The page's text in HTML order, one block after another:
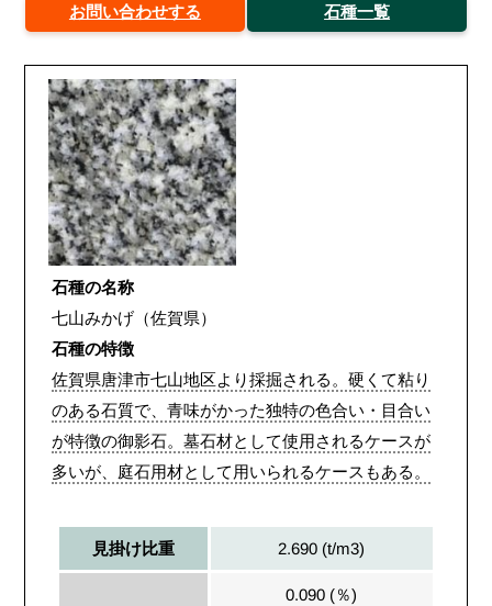
お問い合わせする 石種一覧
石種の名称
七山みかげ（佐賀県）
石種の特徴
佐賀県唐津市七山地区より採掘される。硬くて粘り
のある石質で、青味がかった独特の色合い・目合い
が特徴の御影石。墓石材として使用されるケースが
多いが、庭石用材として用いられるケースもある。
見掛け比重 2.690 (t/m3)
0.090 (％)